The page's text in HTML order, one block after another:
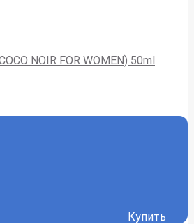
NOIR FOR WOMEN) 50ml
Купить